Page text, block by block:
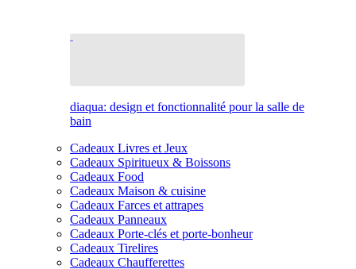
diaqua: design et fonctionnalité pour la salle de
bain
Cadeaux Livres et Jeux
Cadeaux Spiritueux & Boissons
Cadeaux Food
Cadeaux Maison & cuisine
Cadeaux Farces et attrapes
Cadeaux Panneaux
Cadeaux Porte-clés et porte-bonheur
Cadeaux Tirelires
Cadeaux Chaufferettes